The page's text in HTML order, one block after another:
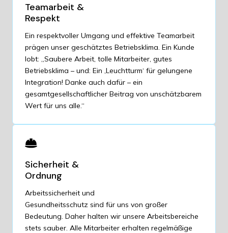
Teamarbeit &
Respekt
Ein respektvoller Umgang und effektive Teamarbeit
prägen unser geschätztes Betriebsklima. Ein Kunde
lobt: „Saubere Arbeit, tolle Mitarbeiter, gutes
Betriebsklima – und: Ein ‚Leuchtturm‘ für gelungene
Integration! Danke auch dafür – ein
gesamtgesellschaftlicher Beitrag von unschätzbarem
Wert für uns alle.“
Sicherheit &
Ordnung
Arbeitssicherheit und
Gesundheitsschutz sind für uns von großer
Bedeutung. Daher halten wir unsere Arbeitsbereiche
stets sauber. Alle Mitarbeiter erhalten regelmäßige